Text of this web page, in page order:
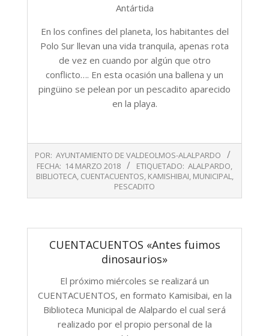
Antártida
En los confines del planeta, los habitantes del
Polo Sur llevan una vida tranquila, apenas rota
de vez en cuando por algún que otro
conflicto…. En esta ocasión una ballena y un
pingüino se pelean por un pescadito aparecido
en la playa.
03-
14
POR: AYUNTAMIENTO DE VALDEOLMOS-ALALPARDO
FECHA: 14 MARZO 2018 ETIQUETADO: ALALPARDO
BIBLIOTECA, CUENTACUENTOS KAMISHIBAI MUNICIPAL
PESCADITO
CUENTACUENTOS «Antes fuimos
dinosaurios»
El próximo miércoles se realizará un
CUENTACUENTOS, en formato Kamisibai, en la
Biblioteca Municipal de Alalpardo el cual será
realizado por el propio personal de la